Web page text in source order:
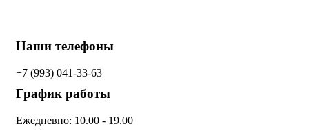
Наши телефоны
+7 (993) 041-33-63
График работы
Ежедневно: 10.00 - 19.00